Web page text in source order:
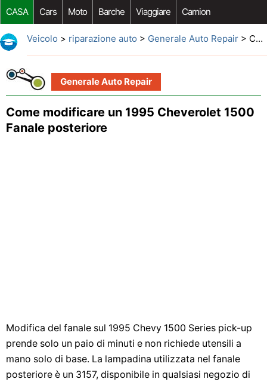
CASA Cars Moto Barche Viaggiare Camion
Riparazione Auto Acquisto Auto Car Opzioni Aftermarket
Veicolo > riparazione auto > Generale Auto Repair> Come modificare un 1995 Cheverolet 1500 Fanale posteriore
Generale Auto Repair
Come modificare un 1995 Cheverolet 1500
Fanale posteriore
Modifica del fanale sul 1995 Chevy 1500 Series pick-up
prende solo un paio di minuti e non richiede utensili a
mano solo di base. La lampadina utilizzata nel fanale
posteriore è un 3157, disponibile in qualsiasi negozio di